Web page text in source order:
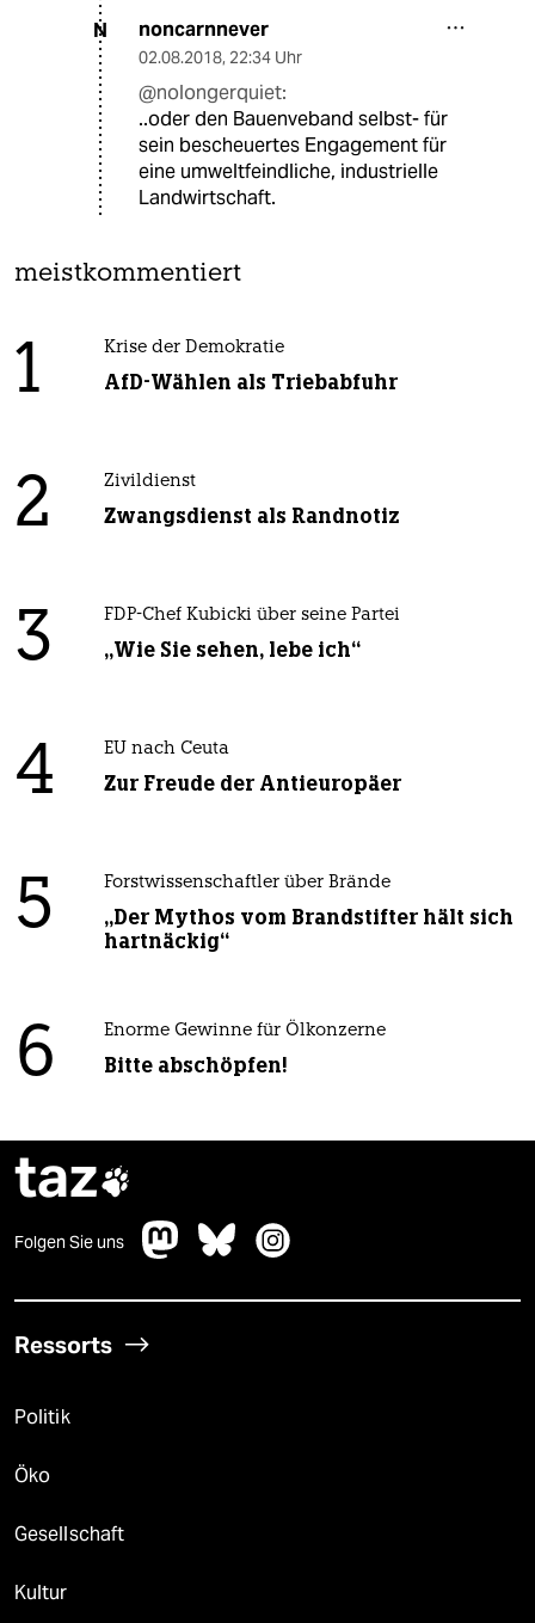
N noncarnnever
02.08.2018, 22:34 Uhr
@nolongerquiet:
..oder den Bauenveband selbst- für
sein bescheuertes Engagement für
eine umweltfeindliche, industrielle
Landwirtschaft.
meistkommentiert
1 Krise der Demokratie
AfD-Wählen als Triebabfuhr
2 Zivildienst
Zwangsdienst als Randnotiz
3 FDP-Chef Kubicki über seine Partei
„Wie Sie sehen, lebe ich“
4 EU nach Ceuta
Zur Freude der Antieuropäer
5 Forstwissenschaftler über Brände
„Der Mythos vom Brandstifter hält sich
hartnäckig“
6 Enorme Gewinne für Ölkonzerne
Bitte abschöpfen!
taz
Folgen Sie uns
Ressorts
Politik
Öko
Gesellschaft
Kultur